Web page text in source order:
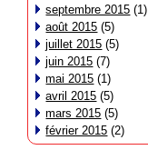
septembre 2015 (1)
août 2015 (5)
juillet 2015 (5)
juin 2015 (7)
mai 2015 (1)
avril 2015 (5)
mars 2015 (5)
février 2015 (2)